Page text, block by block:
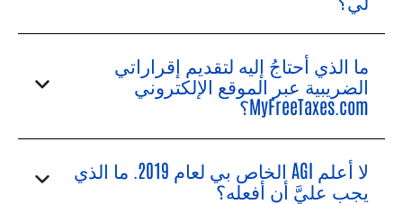
ما الذي أحتاجُ إليه لتقديم إقراراتي
الضريبية عبر الموقع الإلكتروني
MyFreeTaxes.com؟
لا أعلم AGI الخاص بي لعام 2019. ما الذي
يجب عليَّ أن أفعله؟